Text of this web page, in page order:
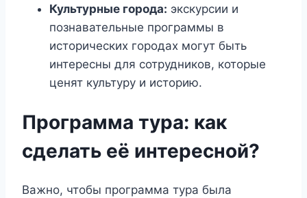
Культурные города: экскурсии и
познавательные программы в
исторических городах могут быть
интересны для сотрудников, которые
ценят культуру и историю.
Программа тура: как
сделать её интересной?
Важно, чтобы программа тура была